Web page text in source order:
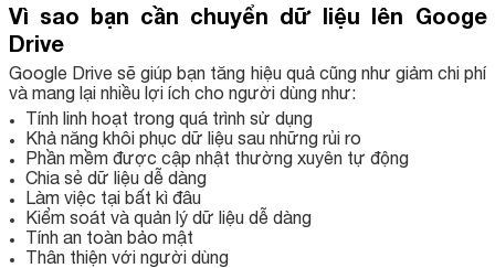
Vì sao bạn cần chuyển dữ liệu lên Googe
Drive
Google Drive sẽ giúp bạn tăng hiệu quả cũng như giảm chi phí
và mang lại nhiều lợi ích cho người dùng như:
Tính linh hoạt trong quá trình sử dụng
Khả năng khôi phục dữ liệu sau những rủi ro
Phần mềm được cập nhật thường xuyên tự động
Chia sẻ dữ liệu dễ dàng
Làm việc tại bất kì đâu
Kiểm soát và quản lý dữ liệu dễ dàng
Tính an toàn bảo mật
Thân thiện với người dùng